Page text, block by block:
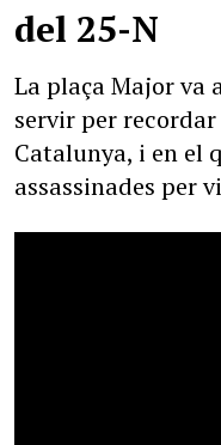
del 25-N
La plaça Major va
servir per
Catalunya, i en el
assassinades per